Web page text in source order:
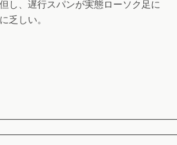
し、遅行スパンが実態ローソク足に
乏しい。